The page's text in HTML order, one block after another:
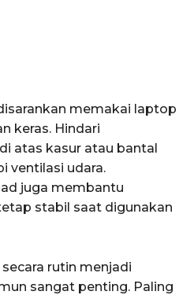
memakai laptop
keras. Hindari
atas kasur atau bantal
ventilasi udara.
juga membantu
stabil saat digunakan
rutin menjadi
sangat penting. Paling